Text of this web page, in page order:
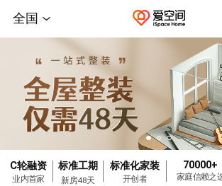
全国
C轮融资
业内首家
标准工期
新房48天
标准化家装
开创者
70000+
家庭信赖之